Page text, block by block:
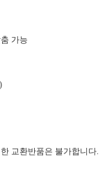
가능
교환반품은 불가합니다.